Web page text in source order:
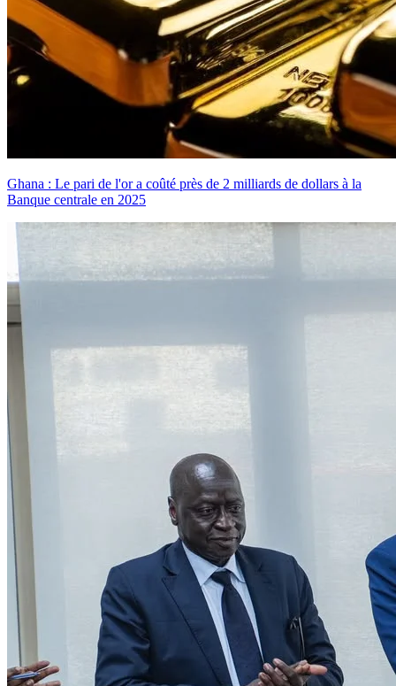
Ghana : Le pari de l'or a coûté près de 2 milliards de dollars à la
Banque centrale en 2025